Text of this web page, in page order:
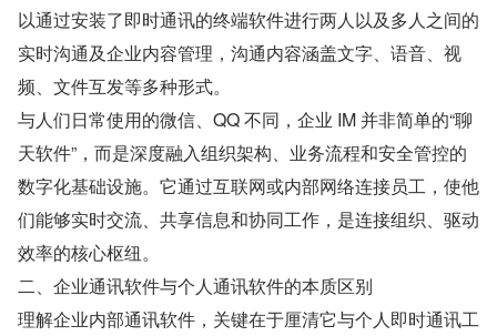
以通过安装了即时通讯的终端软件进行两人以及多人之间的
实时沟通及企业内容管理，沟通内容涵盖文字、语音、视
频、文件互发等多种形式。
与人们日常使用的微信、QQ 不同，企业 IM 并非简单的“聊
天软件”，而是深度融入组织架构、业务流程和安全管控的
数字化基础设施。它通过互联网或内部网络连接员工，使他
们能够实时交流、共享信息和协同工作，是连接组织、驱动
效率的核心枢纽。
二、企业通讯软件与个人通讯软件的本质区别
理解企业内部通讯软件，关键在于厘清它与个人即时通讯工